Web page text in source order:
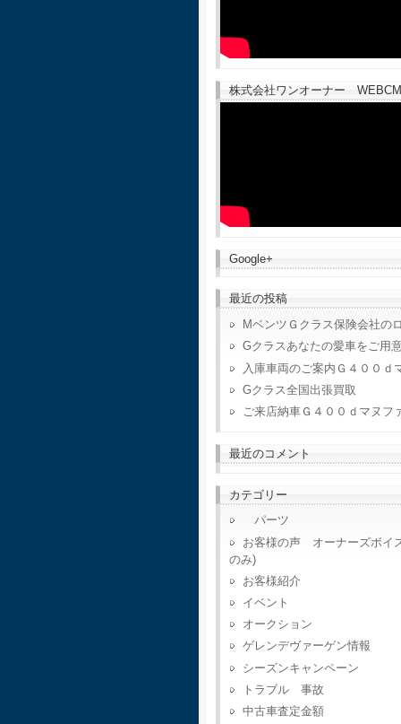
株式会社ワンオーナー
Google+
最近の投稿
MベンツＧクラス保険会社の
Gクラスあなたの愛車をご用
入庫車両のご案内Ｇ４００ｄ
Gクラス全国出張買取
ご来店納車Ｇ４００ｄマヌフ
最近のコメント
カテゴリー
パーツ
お客様の声 オーナーズボイ
のみ)
お客様紹介
イベント
オークション
ゲレンデヴァーゲン情報
シーズンキャンペーン
トラブル 事故
中古車査定金額